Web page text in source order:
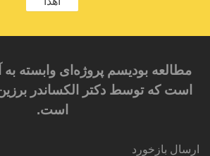
مطالعه بودیسم پروژه‌ای وابسته
است که توسط دکتر الکساندر
است.
ارسال بازخورد